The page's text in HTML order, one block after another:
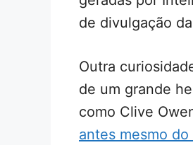
de divulgação
Outra
de um grande
como Clive
antes mesmo